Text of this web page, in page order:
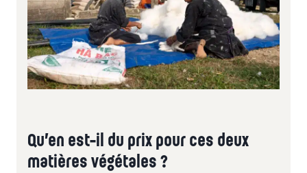
Qu’en est-il du prix pour ces deux
matières végétales ?